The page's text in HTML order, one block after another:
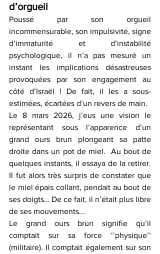
d’orgueil
Poussé par son orgueil
incommensurable, son impulsivité, signe
d’immaturité et d’instabilité
psychologique, il n’a pas mesuré un
instant les implications désastreuses
provoquées par son engagement au
côté d’Israël ! De fait, il les a sous-
estimées, écartées d’un revers de main.
Le 8 mars 2026, j’eus une vision le
représentant sous l’apparence d’un
grand ours brun plongeant sa patte
droite dans un pot de miel.  Au bout de
quelques instants, il essaya de la retirer.
Il fut alors très surpris de constater que
le miel épais collant, pendait au bout de
ses doigts… De ce fait, il n’était plus libre
de ses mouvements...
Le grand ours brun signifie qu’il
comptait sur sa force ‘’physique’’
(militaire). Il comptait également sur son